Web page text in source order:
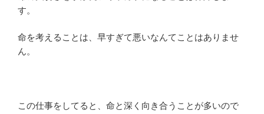
す。
命を考えることは、早すぎて悪いなんてことはありませ
ん。
この仕事をしてると、命と深く向き合うことが多いので